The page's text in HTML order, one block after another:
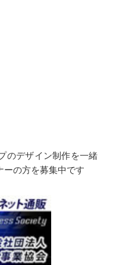
のデザイン制作を一緒
ーの方を募集中です